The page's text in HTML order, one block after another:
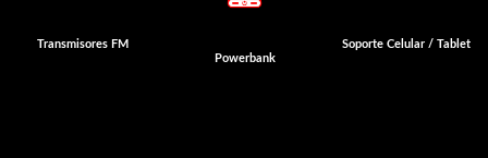
Transmisores FM
Powerbank
Soporte Celular / Tablet